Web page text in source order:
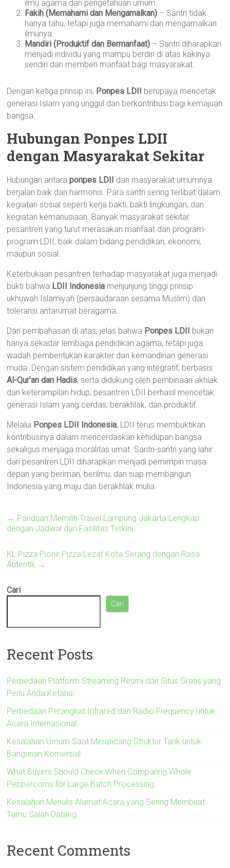
ilmu agama dan pengetahuan umum.
Fakih (Memahami dan Mengamalkan) – Santri tidak
hanya tahu, tetapi juga memahami dan mengamalkan
ilmunya.
Mandiri (Produktif dan Bermanfaat) – Santri diharapkan
menjadi individu yang mampu berdiri di atas kakinya
sendiri dan memberi manfaat bagi masyarakat.
Dengan ketiga prinsip ini, Ponpes LDII berupaya mencetak
generasi Islam yang unggul dan berkontribusi bagi kemajuan
bangsa.
Hubungan Ponpes LDII
dengan Masyarakat Sekitar
Hubungan antaraponpes LDII dan masyarakat umumnya
berjalan baik dan harmonis. Para santri sering terlibat dalam
kegiatan sosial seperti kerja bakti, bakti lingkungan, dan
kegiatan kemanusiaan. Banyak masyarakat sekitar
pesantren yang turut merasakan manfaat dari program-
program LDII, baik dalam bidang pendidikan, ekonomi,
maupun sosial.
Keterbukaan pesantren terhadap masyarakat juga menjadi
bukti bahwa LDII Indonesia menjunjung tinggi prinsip
ukhuwah Islamiyah (persaudaraan sesama Muslim) dan
toleransi antarumat beragama.
Dari pembahasan di atas, jelas bahwa Ponpes LDII bukan
hanya sekadar lembaga pendidikan agama, tetapi juga
wadah pembentukan karakter dan kemandirian generasi
muda. Dengan sistem pendidikan yang integratif, berbasis
Al-Qur’an dan Hadis, serta didukung oleh pembinaan akhlak
dan keterampilan hidup, pesantren LDII berhasil mencetak
generasi Islam yang cerdas, berakhlak, dan produktif.
Melalui Ponpes LDII Indonesia, LDII terus membuktikan
kontribusinya dalam mencerdaskan kehidupan bangsa
sekaligus menjaga moralitas umat. Santri-santri yang lahir
dari pesantren LDII diharapkan menjadi pemimpin masa
depan yang beriman, berilmu, dan siap membangun
Indonesia yang maju dan berakhlak mulia.
← Panduan Memilih Travel Lampung Jakarta Lengkap
dengan Jadwal dan Fasilitas Terkini
KL Pizza Pionir Pizza Lezat Kota Serang dengan Rasa
Autentik →
Cari
Cari
Recent Posts
Perbedaan Platform Streaming Resmi dan Situs Gratis yang
Perlu Anda Ketahui
Perbedaan Perangkat Infrared dan Radio Frequency untuk
Acara Internasional
Kesalahan Umum Saat Merancang Struktur Tarik untuk
Bangunan Komersial
What Buyers Should Check When Comparing Whole
Peppercorns for Large Batch Processing
Kesalahan Menulis Alamat Acara yang Sering Membuat
Tamu Salah Datang
Recent Comments